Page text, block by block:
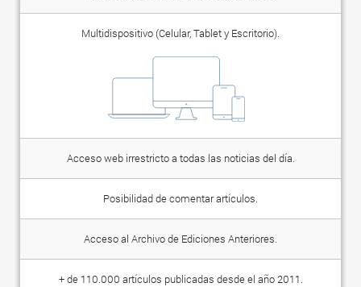
Multidispositivo (Celular, Tablet y Escritorio).
Acceso web irrestricto a todas las noticias del día.
Posibilidad de comentar artículos.
Acceso al Archivo de Ediciones Anteriores.
+ de 110.000 artículos publicadas desde el año 2011.